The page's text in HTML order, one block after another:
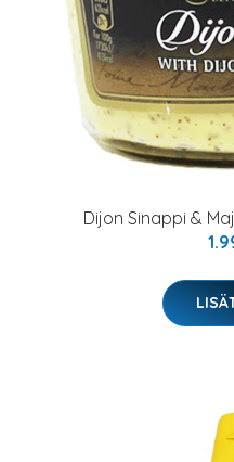
Dijon Sinappi &